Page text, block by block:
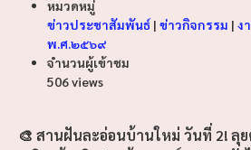
หมวดหมู่
ข่าวประชาสัมพันธ์ | ข่าวกิจกรรม | ง
พ.ศ.๒๕๖๙
จำนวนผู้เข้าชม
506 views
🎨 สานฝันละอ่อนบ้านใหม่ วันที่ 2! ลุ